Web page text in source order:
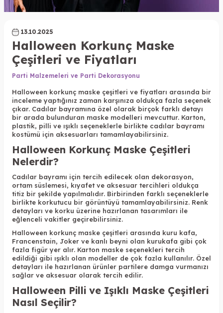
13.10.2025
Halloween Korkunç Maske
Çeşitleri ve Fiyatları
Parti Malzemeleri ve Parti Dekorasyonu
Halloween korkunç maske çeşitleri ve fiyatları arasında bir
inceleme yaptığınız zaman karşınıza oldukça fazla seçenek
çıkar. Cadılar bayramına özel olarak birçok farklı detayı
bir arada bulunduran maske modelleri mevcuttur. Karton,
plastik, pilli ve ışıklı seçeneklerle birlikte cadılar bayramı
kostümü için aksesuarları tamamlayabilirsiniz.
Halloween Korkunç Maske Çeşitleri
Nelerdir?
Cadılar bayramı için tercih edilecek olan dekorasyon,
ortam süslemesi, kıyafet ve aksesuar tercihleri oldukça
titiz bir şekilde yapılmalıdır. Birbirinden farklı seçeneklerle
birlikte korkutucu bir görüntüyü tamamlayabilirsiniz. Renk
detayları ve korku üzerine hazırlanan tasarımları ile
eğlenceli vakitler geçirebilirsiniz.
Halloween korkunç maske çeşitleri arasında kuru kafa,
Francenstain, Joker ve kanlı beyni olan kurukafa gibi çok
fazla figür yer alır. Karton maske seçenekleri tercih
edildiği gibi ışıklı olan modeller de çok fazla kullanılır. Özel
detayları ile hazırlanan ürünler partilere damga vurmanızı
sağlar ve aksesuar olarak tercih edilir.
Halloween Pilli ve Işıklı Maske Çeşitleri
Nasıl Seçilir?